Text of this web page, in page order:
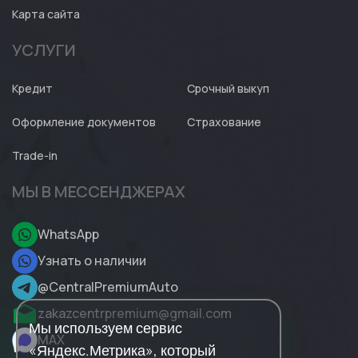
Карта сайта
УСЛУГИ
Кредит Срочный выкуп
Оформление документов Страхование
Trade-in
МЫ В МЕССЕНДЖЕРАХ
WhatsApp
Узнать о наличии
@CentralPremiumAuto
zakazcentrpremium@gmail.com
MAX
Мы используем сервис
«Яндекс.Метрика», который